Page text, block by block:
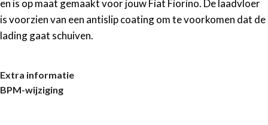
en is op maat gemaakt voor jouw Fiat Fiorino. De laadvloer
is voorzien van een antislip coating om te voorkomen dat de
lading gaat schuiven.
Extra informatie
BPM-wijziging